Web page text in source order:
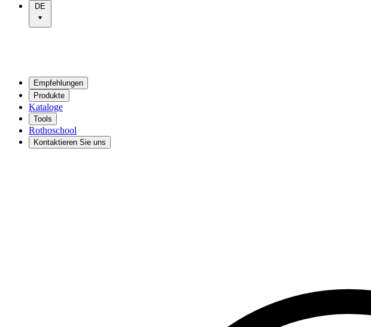
DE
Empfehlungen
Produkte
Kataloge
Tools
Rothoschool
Kontaktieren Sie uns